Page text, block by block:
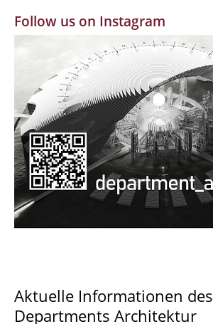
Alumni | cloud club
Documents and Downloads
Follow us on Instagram
Aktuelle Informationen des
Departments Architektur